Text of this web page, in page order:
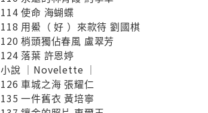
114 使命 海蝴蝶
118 用鱟（ 好 ）來款待 劉國棋
120 梢頭獨佔春風 盧翠芳
124 落葉 許恩婷
小說 ｜Novelette ｜
126 車城之海 張耀仁
135 一件舊衣 黃培寧